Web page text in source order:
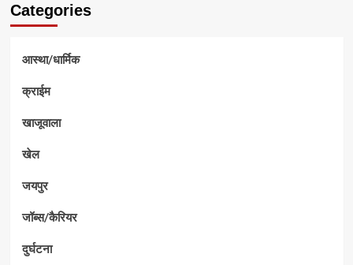
Categories
आस्था/धार्मिक
क्राईम
खाजूवाला
खेल
जयपुर
जॉब्स/कैरियर
दुर्घटना